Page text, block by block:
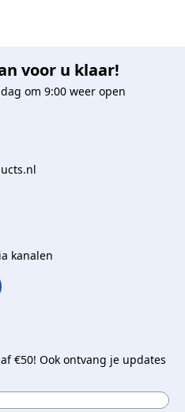
voor u klaar!
om 9:00 weer open
kanalen
€50! Ook ontvang je updates